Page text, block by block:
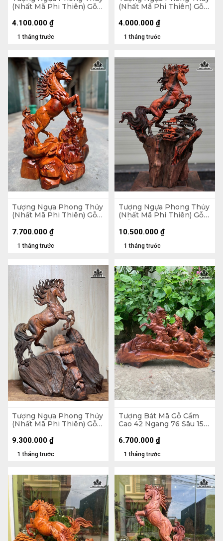
(Nhất Mã Phi Thiên) Gỗ
Sâu 25 (cm)
1 tháng trước
4.100.000 ₫
(Nhất Mã Phi Thiên) Gỗ
Sâu 17 (cm)
1 tháng trước
4.000.000 ₫
Tượng Ngựa Phong Thủy
(Nhất Mã Phi Thiên) Gỗ
Sâu 24 (cm) - 20kg
1 tháng trước
7.700.000 ₫
Tượng Ngựa Phong Thủy
(Nhất Mã Phi Thiên) Gỗ
Trắc Cao 54 Ngang 36
Sâu 20 (cm)
1 tháng trước
10.500.000 ₫
Tượng Ngựa Phong Thủy
(Nhất Mã Phi Thiên) Gỗ
Sâu 17 (cm)
1 tháng trước
9.300.000 ₫
Tượng Bát Mã Gỗ Cẩm
Cao 42 Ngang 76 Sâu 15
1 tháng trước
6.700.000 ₫